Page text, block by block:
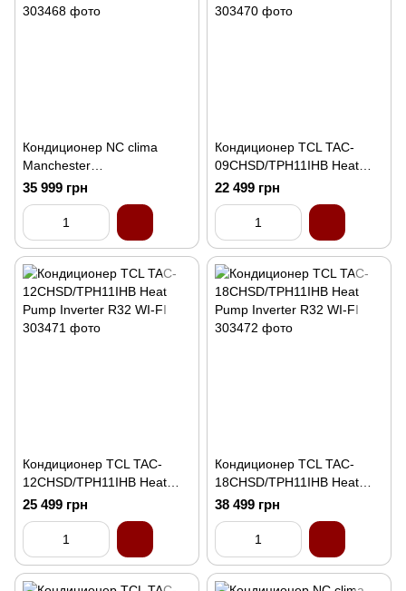
Кондиционер NC clima
Manchester
NCI18EHMIw1eu/NCO18EH
MIw1eu
35 999 грн
Кондиционер TCL TAC-
09CHSD/TPH11IHB Heat
Pump Inverter R32 WI-FI
22 499 грн
Кондиционер TCL TAC-
12CHSD/TPH11IHB Heat
Pump Inverter R32 WI-FI
25 499 грн
Кондиционер TCL TAC-
18CHSD/TPH11IHB Heat
Pump Inverter R32 WI-FI
38 499 грн